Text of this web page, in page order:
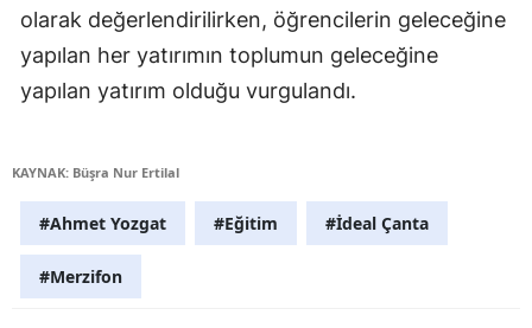
olarak değerlendirilirken, öğrencilerin geleceğine
yapılan her yatırımın toplumun geleceğine
yapılan yatırım olduğu vurgulandı.
KAYNAK: Büşra Nur Ertilal
#Ahmet Yozgat #Eğitim #İdeal Çanta
#Merzifon